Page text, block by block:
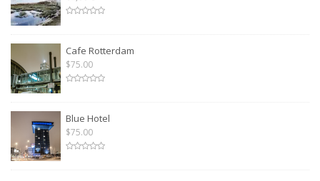
Cafe Rotterdam
$75.00
Blue Hotel
$75.00